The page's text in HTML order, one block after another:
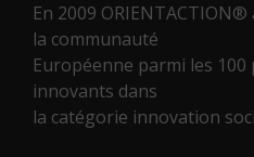
En 2009
la communauté
Européenne parmi les
innovants dans
la catégorie innovation